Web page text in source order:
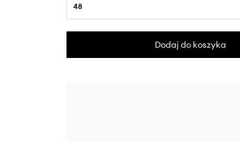
48
Dodaj do koszyka